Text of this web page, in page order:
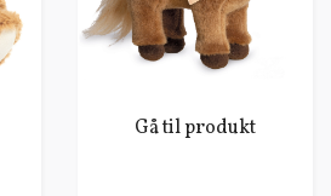
Gå til produkt